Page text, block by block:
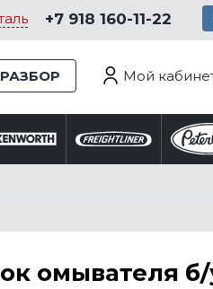
+7 918 160-11-22
Мой
омывателя